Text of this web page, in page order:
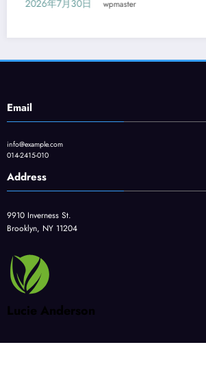
Email
014-2415-010
Address
9910 Inverness St.